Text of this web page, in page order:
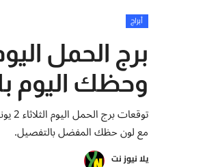
أبراج
وحظك اليوم
مع لون حظك المفضل بالتفصيل.
يلا نيوز نت